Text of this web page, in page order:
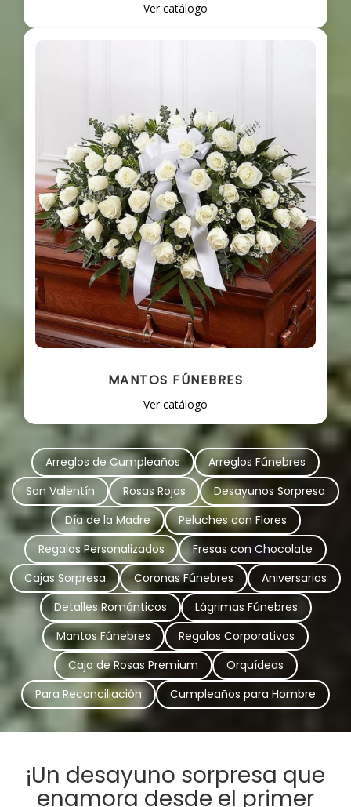
Ver catálogo
MANTOS FÚNEBRES
Ver catálogo
Arreglos de Cumpleaños
Arreglos Fúnebres
San Valentín
Rosas Rojas
Desayunos Sorpresa
Día de la Madre
Peluches con Flores
Regalos Personalizados
Fresas con Chocolate
Cajas Sorpresa
Coronas Fúnebres
Aniversarios
Detalles Románticos
Lágrimas Fúnebres
Mantos Fúnebres
Regalos Corporativos
Caja de Rosas Premium
Orquídeas
Para Reconciliación
Cumpleaños para Hombre
¡Un desayuno sorpresa que
enamora desde el primer